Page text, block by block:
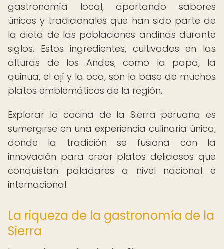
gastronomía local, aportando sabores
únicos y tradicionales que han sido parte de
la dieta de las poblaciones andinas durante
siglos. Estos ingredientes, cultivados en las
alturas de los Andes, como la papa, la
quinua, el ají y la oca, son la base de muchos
platos emblemáticos de la región.
Explorar la cocina de la Sierra peruana es
sumergirse en una experiencia culinaria única,
donde la tradición se fusiona con la
innovación para crear platos deliciosos que
conquistan paladares a nivel nacional e
internacional.
La riqueza de la gastronomía de la
Sierra